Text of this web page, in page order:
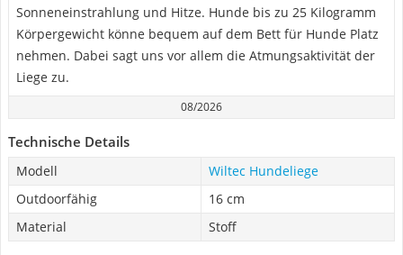
Sonneneinstrahlung und Hitze. Hunde bis zu 25 Kilogramm
Körpergewicht könne bequem auf dem Bett für Hunde Platz
nehmen. Dabei sagt uns vor allem die Atmungsaktivität der
Liege zu.
08/2026
Technische Details
Modell
Wiltec Hundeliege
Outdoorfähig
16 cm
Material
Stoff